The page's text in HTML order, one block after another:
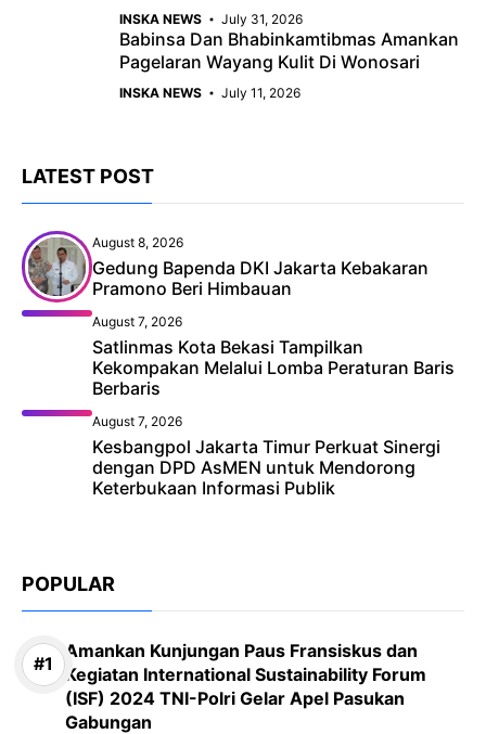
INSKA NEWS July 31, 2026
Babinsa Dan Bhabinkamtibmas Amankan
Pagelaran Wayang Kulit Di Wonosari
INSKA NEWS July 11, 2026
LATEST POST
August 8, 2026
Gedung Bapenda DKI Jakarta Kebakaran
Pramono Beri Himbauan
August 7, 2026
Satlinmas Kota Bekasi Tampilkan
Kekompakan Melalui Lomba Peraturan Baris
Berbaris
August 7, 2026
Kesbangpol Jakarta Timur Perkuat Sinergi
dengan DPD AsMEN untuk Mendorong
Keterbukaan Informasi Publik
POPULAR
Amankan Kunjungan Paus Fransiskus dan
Kegiatan International Sustainability Forum
(ISF) 2024 TNI-Polri Gelar Apel Pasukan
Gabungan